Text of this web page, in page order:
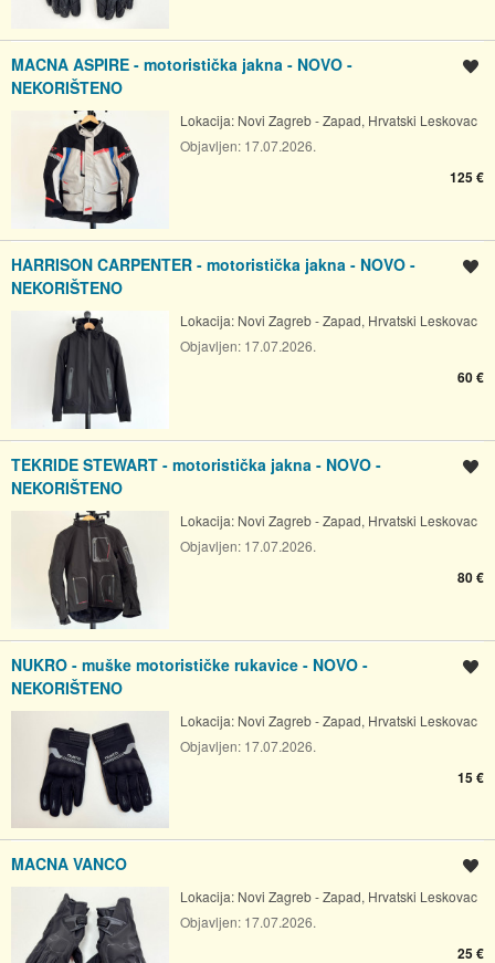
MACNA ASPIRE - motoristička jakna - NOVO -
NEKORIŠTENO
Lokacija: Novi Zagreb - Zapad, Hrvatski Leskovac
Objavljen: 17.07.2026.
125 €
HARRISON CARPENTER - motoristička jakna - NOVO -
NEKORIŠTENO
Lokacija: Novi Zagreb - Zapad, Hrvatski Leskovac
Objavljen: 17.07.2026.
60 €
TEKRIDE STEWART - motoristička jakna - NOVO -
NEKORIŠTENO
Lokacija: Novi Zagreb - Zapad, Hrvatski Leskovac
Objavljen: 17.07.2026.
80 €
NUKRO - muške motorističke rukavice - NOVO -
NEKORIŠTENO
Lokacija: Novi Zagreb - Zapad, Hrvatski Leskovac
Objavljen: 17.07.2026.
15 €
MACNA VANCO
Lokacija: Novi Zagreb - Zapad, Hrvatski Leskovac
Objavljen: 17.07.2026.
25 €